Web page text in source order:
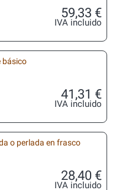
59,33 €
IVA incluido
básico
41,31 €
IVA incluido
o perlada en frasco
28,40 €
IVA incluido